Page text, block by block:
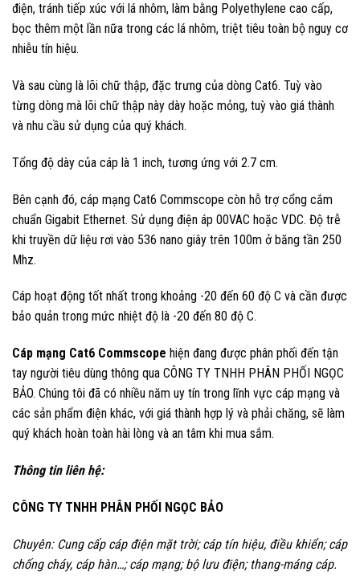
điện, tránh tiếp xúc với lá nhôm, làm bằng Polyethylene cao cấp,
bọc thêm một lần nữa trong các lá nhôm, triệt tiêu toàn bộ nguy cơ
nhiễu tín hiệu.
Và sau cùng là lõi chữ thập, đặc trưng của dòng Cat6. Tuỳ vào
từng dòng mà lõi chữ thập này dày hoặc mỏng, tuỳ vào giá thành
và nhu cầu sử dụng của quý khách.
Tổng độ dày của cáp là 1 inch, tương ứng với 2.7 cm.
Bên cạnh đó, cáp mạng Cat6 Commscope còn hỗ trợ cổng cắm
chuẩn Gigabit Ethernet. Sử dụng điện áp 00VAC hoặc VDC. Độ trễ
khi truyền dữ liệu rơi vào 536 nano giây trên 100m ở băng tần 250
Mhz.
Cáp hoạt động tốt nhất trong khoảng -20 đến 60 độ C và cần được
bảo quản trong mức nhiệt độ là -20 đến 80 độ C.
Cáp mạng Cat6 Commscope hiện đang được phân phối đến tận
tay người tiêu dùng thông qua CÔNG TY TNHH PHÂN PHỐI NGỌC
BẢO. Chúng tôi đã có nhiều năm uy tín trong lĩnh vực cáp mạng và
các sản phẩm điện khác, với giá thành hợp lý và phải chăng, sẽ làm
quý khách hoàn toàn hài lòng và an tâm khi mua sắm.
Thông tin liên hệ:
CÔNG TY TNHH PHÂN PHỐI NGỌC BẢO
Chuyên: Cung cấp cáp điện mặt trời; cáp tín hiệu, điều khiển; cáp
chống cháy, cáp hàn…; cáp mạng; bộ lưu điện; thang-máng cáp.